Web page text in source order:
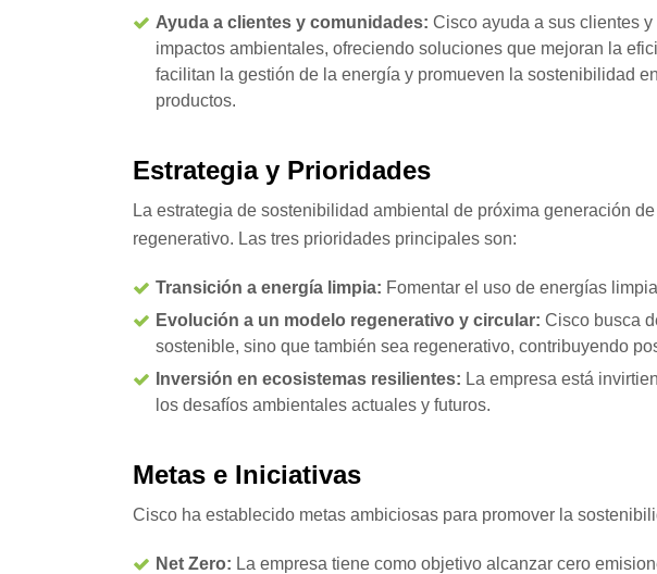
Ayuda a clientes y comunidades: Cisco ayuda a sus clientes
impactos ambientales, ofreciendo soluciones que mejoran la
facilitan la gestión de la energía y promueven la sostenibilidad
productos.
Estrategia y Prioridades
La estrategia de sostenibilidad ambiental de próxima generación
regenerativo. Las tres prioridades principales son:
Transición a energía limpia: Fomentar el uso de energías
Evolución a un modelo regenerativo y circular: Cisco busca
sostenible, sino que también sea regenerativo, contribuyendo
Inversión en ecosistemas resilientes: La empresa está
los desafíos ambientales actuales y futuros.
Metas e Iniciativas
Cisco ha establecido metas ambiciosas para promover la
Net Zero: La empresa tiene como objetivo alcanzar cero